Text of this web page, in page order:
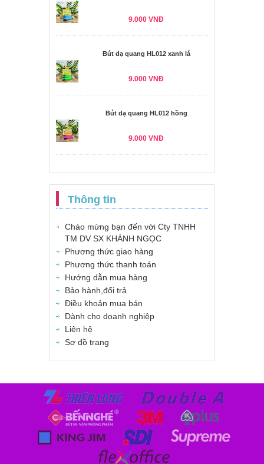
9.000 VNĐ
Bút dạ quang HL012 xanh lá
9.000 VNĐ
Bút dạ quang HL012 hồng
9.000 VNĐ
Thông tin
Chào mừng bạn đến với Cty TNHH
TM DV SX KHÁNH NGỌC
Phương thức giao hàng
Phương thức thanh toán
Hướng dẫn mua hàng
Bảo hành,đổi trả
Điều khoản mua bán
Dành cho doanh nghiệp
Liên hệ
Sơ đồ trang